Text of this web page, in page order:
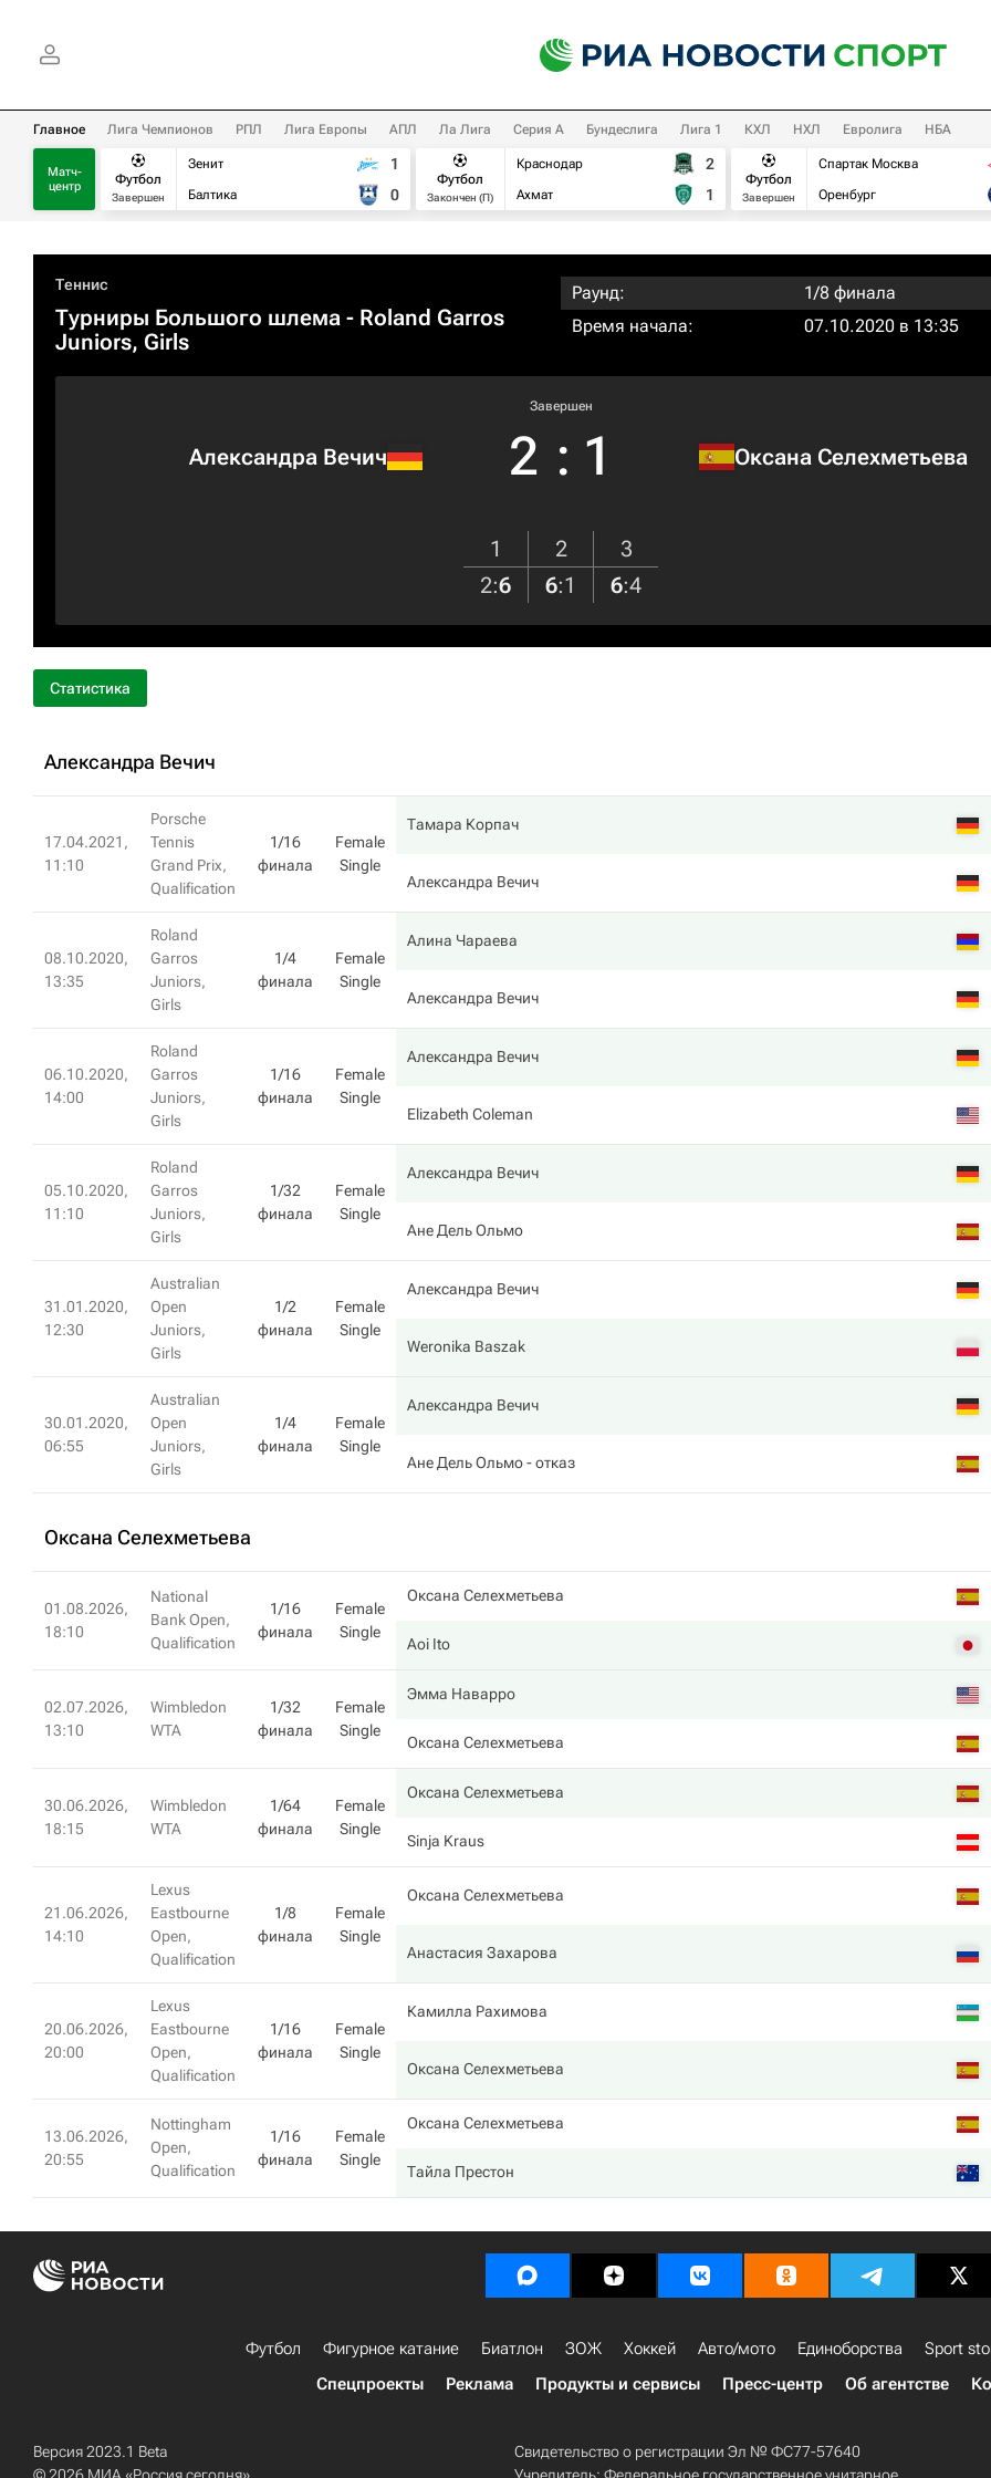
Главное Лига Чемпионов РПЛ Лига Европы АПЛ Ла Лига Серия А Бундеслига Лига 1 КХЛ НХЛ Евролига НБА
Матч-
центр
Футбол
Завершен
Зенит
Балтика
1
0
Футбол
Закончен (П)
Краснодар
Ахмат
2
1
Футбол
Завершен
Спартак Москва
Оренбург
Теннис
Турниры Большого шлема - Roland Garros
Juniors, Girls
Раунд:
1/8 финала
Время начала:
07.10.2020 в 13:35
Александра Вечич
Завершен
2 : 1 Оксана Селехметьева
1 2
3
2:6 6:1 6:4
Статистика
Александра Вечич
17.04.2021,
11:10
Porsche
Tennis
Grand Prix,
Qualification
1/16
финала
Female
Single
Тамара Корпач
Александра Вечич
08.10.2020,
13:35
Roland
Garros
Juniors,
Girls
1/4
финала
Female
Single
Алина Чараева
Александра Вечич
06.10.2020,
14:00
Roland
Garros
Juniors,
Girls
1/16
финала
Female
Single
Александра Вечич
Elizabeth Coleman
05.10.2020,
11:10
Roland
Garros
Juniors,
Girls
1/32
финала
Female
Single
Александра Вечич
Ане Дель Ольмо
31.01.2020,
12:30
Australian
Open
Juniors,
Girls
1/2
финала
Female
Single
Александра Вечич
Weronika Baszak
30.01.2020,
06:55
Australian
Open
Juniors,
Girls
1/4
финала
Female
Single
Александра Вечич
Ане Дель Ольмо- отказ
Оксана Селехметьева
01.08.2026,
18:10
National
Bank Open,
Qualification
1/16
финала
Female
Single
Оксана Селехметьева
Aoi Ito
02.07.2026,
13:10
Wimbledon
WTA
1/32
финала
Female
Single
Эмма Наварро
Оксана Селехметьева
30.06.2026,
18:15
Wimbledon
WTA
1/64
финала
Female
Single
Оксана Селехметьева
Sinja Kraus
21.06.2026,
14:10
Lexus
Eastbourne
Open,
Qualification
1/8
финала
Female
Single
Оксана Селехметьева
Анастасия Захарова
20.06.2026,
20:00
Lexus
Eastbourne
Open,
Qualification
1/16
финала
Female
Single
Камилла Рахимова
Оксана Селехметьева
13.06.2026,
20:55
Nottingham
Open,
Qualification
1/16
финала
Female
Single
Оксана Селехметьева
Тайла Престон
Футбол Фигурное катание Биатлон ЗОЖ Хоккей Авто/мото Единоборства Sport
Спецпроекты
Реклама Продукты и сервисы Пресс-центр Об агентстве
Версия 2023.1 Beta
Свидетельство о регистрации Эл № ФС77-57640